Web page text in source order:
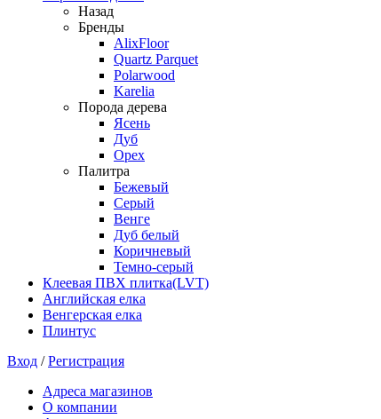
Назад
Бренды
AlixFloor
Quartz Parquet
Polarwood
Karelia
Порода дерева
Ясень
Дуб
Орех
Палитра
Бежевый
Серый
Венге
Дуб белый
Коричневый
Темно-серый
Клеевая ПВХ плитка(LVT)
Английская елка
Венгерская елка
Плинтус
Вход /Регистрация
Адреса магазинов
О компании